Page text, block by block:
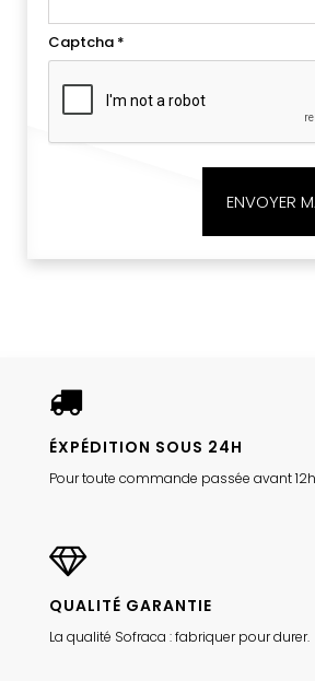
Captcha *
ENVOYER
ÉXPÉDITION SOUS 24H
Pour toute commande passée avant
QUALITÉ GARANTIE
La qualité Sofraca : fabriquer pour durer.